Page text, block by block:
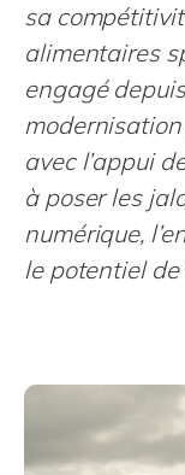
Luxembourg
Malaysia
Morocco
Netherlands
Philippines
Singapore
USA & Canada
Retail
Industrie
Transport
Énergie et
Wholesale
sa
alimentaires
engagé
avec l’appui
à poser les
numérique,
le potentiel de